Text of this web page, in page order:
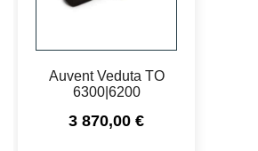
Auvent Veduta TO
6300|6200
Prix
3 870,00 €